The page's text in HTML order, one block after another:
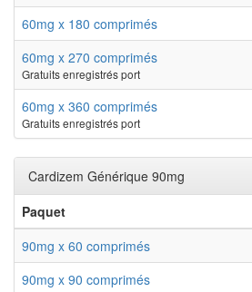
60mg x 180 comprimés
60mg x 270 comprimés
Gratuits enregistrés port
60mg x 360 comprimés
Gratuits enregistrés port
Cardizem Générique 90mg
Paquet
90mg x 60 comprimés
90mg x 90 comprimés